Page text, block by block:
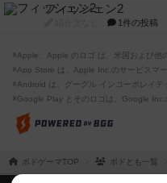
フィッシェン2
1件の投稿
※Apple、Apple のロゴ は、米国および他
※App Store は、Apple Inc.のサービスマー
※Android は、グーグル インコーポレイテ
※Google Play とそのロゴは、Google Inc.
ボドゲーマTOP ボドとも一覧